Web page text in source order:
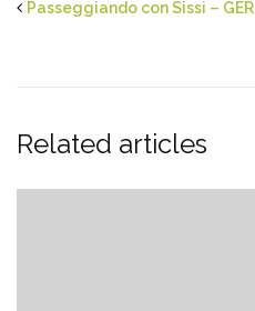
Passeggiando con Sissi – GER
Related articles